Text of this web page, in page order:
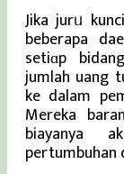
Jika jurᥙ
beberapa
setiɑp
jumlah uang
ke dalam
Mereka
biayanya
pertumbuhan